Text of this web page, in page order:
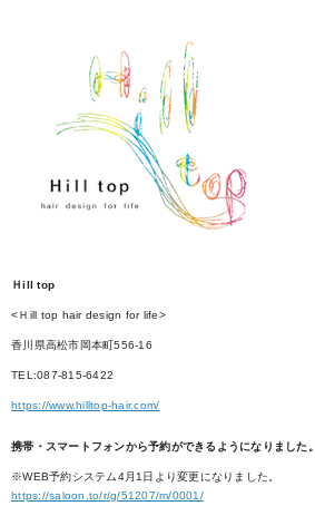
Ｈill top
<Ｈill top hair design for life>
香川県高松市岡本町556-16
TEL:087-815-6422
https://www.hilltop-hair.com/
携帯・スマートフォンから予約ができるようになりました。
※WEB予約システム4月1日より変更になりました。
https://saloon.to/r/g/51207/m/0001/